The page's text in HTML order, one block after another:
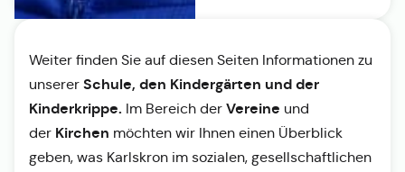
Weiter finden Sie auf diesen Seiten Informationen zu
unserer Schule, den Kindergärten und der
Kinderkrippe. Im Bereich der Vereine und
der Kirchen möchten wir Ihnen einen Überblick
geben, was Karlskron im sozialen, gesellschaftlichen